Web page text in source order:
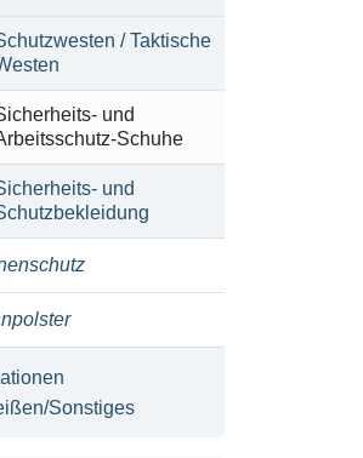
/ Taktische
und
Schuhe
und
Sonstiges